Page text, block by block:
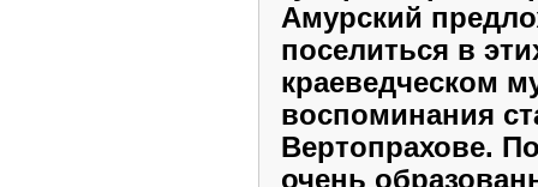
Амурский
поселиться в
краеведческом
воспоминания
Вертопрахове.
очень